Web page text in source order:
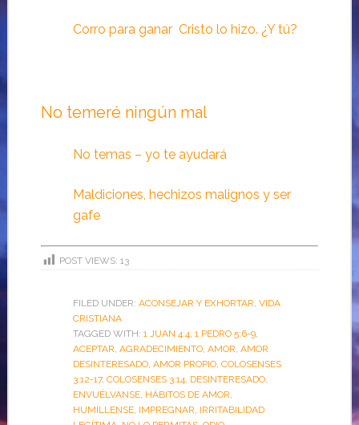
Corro para ganar Cristo lo hizo. ¿Y tú?
No temeré ningún mal
No temas – yo te ayudará
Maldiciones, hechizos malignos y ser
gafe
POST VIEWS: 13
FILED UNDER: ACONSEJAR Y EXHORTAR, VIDA
CRISTIANA
TAGGED WITH: 1 JUAN 4:4, 1 PEDRO 5:6-9,
ACEPTAR, AGRADECIMIENTO, AMOR, AMOR
DESINTERESADO, AMOR PROPIO, COLOSENSES
3:12-17, COLOSENSES 3:14, DESINTERESADO,
ENVUÉLVANSE, HÁBITOS DE AMOR,
HUMÍLLENSE, IMPREGNAR, IRRITABILIDAD